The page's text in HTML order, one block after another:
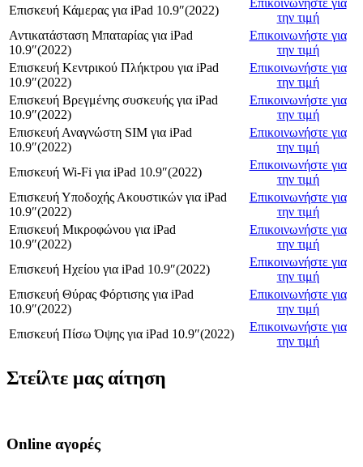
Επισκευή Κάμερας για iPad 10.9″(2022)
Επικοινωνήστε για
την τιμή
Αντικατάσταση Μπαταρίας για iPad
10.9″(2022)
Επικοινωνήστε για
την τιμή
Επισκευή Κεντρικού Πλήκτρου για iPad
10.9″(2022)
Επικοινωνήστε για
την τιμή
Επισκευή Βρεγμένης συσκευής για iPad
10.9″(2022)
Επικοινωνήστε για
την τιμή
Επισκευή Αναγνώστη SIM για iPad
10.9″(2022)
Επικοινωνήστε για
την τιμή
Επισκευή Wi-Fi για iPad 10.9″(2022)
Επικοινωνήστε για
την τιμή
Επισκευή Υποδοχής Ακουστικών για iPad
10.9″(2022)
Επικοινωνήστε για
την τιμή
Επισκευή Μικροφώνου για iPad
10.9″(2022)
Επικοινωνήστε για
την τιμή
Επισκευή Ηχείου για iPad 10.9″(2022)
Επικοινωνήστε για
την τιμή
Επισκευή Θύρας Φόρτισης για iPad
10.9″(2022)
Επικοινωνήστε για
την τιμή
Επισκευή Πίσω Όψης για iPad 10.9″(2022)
Επικοινωνήστε για
την τιμή
Στείλτε μας αίτηση
Online αγορές